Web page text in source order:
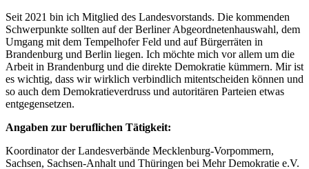
Seit 2021 bin ich Mitglied des Landesvorstands. Die kommenden
Schwerpunkte sollten auf der Berliner Abgeordnetenhauswahl, dem
Umgang mit dem Tempelhofer Feld und auf Bürgerräten in
Brandenburg und Berlin liegen. Ich möchte mich vor allem um die
Arbeit in Brandenburg und die direkte Demokratie kümmern. Mir ist
es wichtig, dass wir wirklich verbindlich mitentscheiden können und
so auch dem Demokratieverdruss und autoritären Parteien etwas
entgegensetzen.
Angaben zur beruflichen Tätigkeit:
Koordinator der Landesverbände Mecklenburg-Vorpommern,
Sachsen, Sachsen-Anhalt und Thüringen bei Mehr Demokratie e.V.